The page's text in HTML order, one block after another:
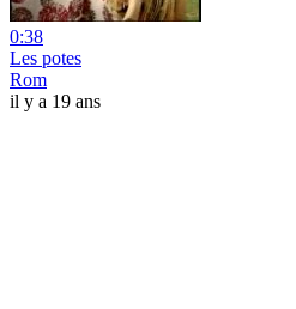
0:38
Les potes
Rom
il y a 19 ans